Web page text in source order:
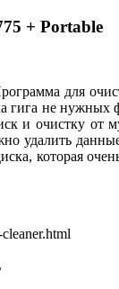
+ Portable
для
гига не нужных
и очистку от
удалить
которая